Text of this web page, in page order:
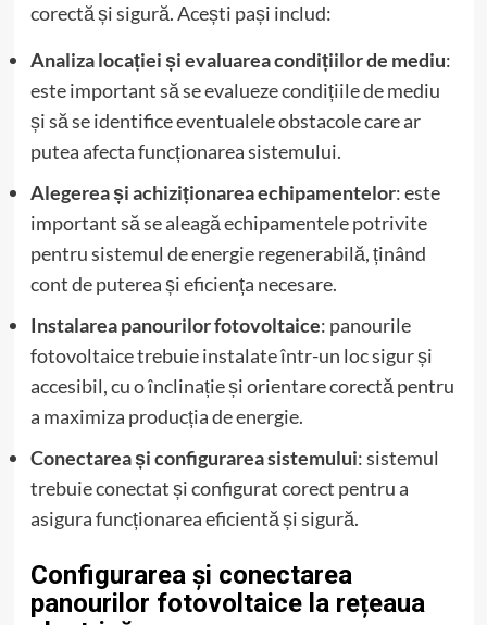
corectă și sigură. Acești pași includ:
Analiza locației și evaluarea condițiilor de mediu:
este important să se evalueze condițiile de mediu
și să se identifice eventualele obstacole care ar
putea afecta funcționarea sistemului.
Alegerea și achiziționarea echipamentelor: este
important să se aleagă echipamentele potrivite
pentru sistemul de energie regenerabilă, ținând
cont de puterea și eficiența necesare.
Instalarea panourilor fotovoltaice: panourile
fotovoltaice trebuie instalate într-un loc sigur și
accesibil, cu o înclinație și orientare corectă pentru
a maximiza producția de energie.
Conectarea și configurarea sistemului: sistemul
trebuie conectat și configurat corect pentru a
asigura funcționarea eficientă și sigură.
Configurarea și conectarea
panourilor fotovoltaice la rețeaua